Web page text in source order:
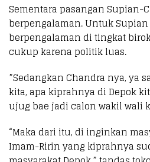
Sementara pasangan
berpengalaman. Untuk
berpengalaman di tingkat
cukup karena politik luas.
”Sedangkan Chandra nya, ya
kita, apa kiprahnya di Depok
ujug bae jadi calon wakil wali
“Maka dari itu, di inginkan
Imam-Ririn yang kiprahnya